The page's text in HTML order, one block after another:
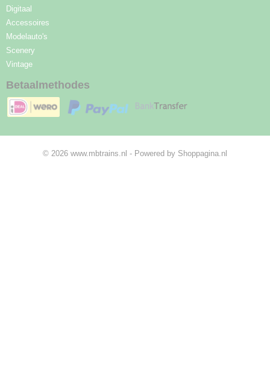
Digitaal
Accessoires
Modelauto's
Scenery
Vintage
Betaalmethodes
© 2026 www.mbtrains.nl - Powered by Shoppagina.nl